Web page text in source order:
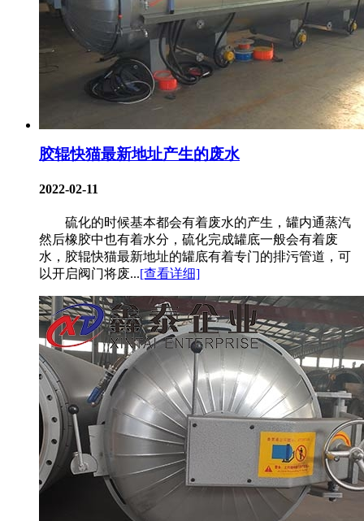
胶辊快猫最新地址产生的废水
2022-02-11
硫化的时候基本都会有着废水的产生，罐内通蒸汽
然后橡胶中也有着水分，硫化完成罐底一般会有着废
水，胶辊快猫最新地址的罐底有着专门的排污管道，可
以开启阀门将废...[查看详细]